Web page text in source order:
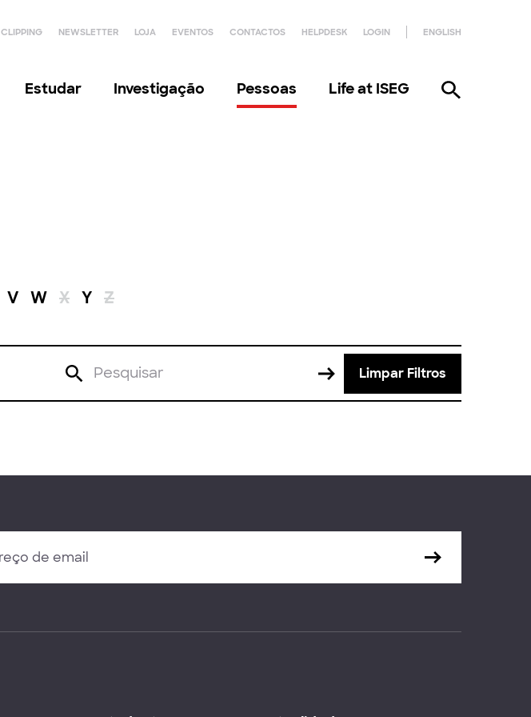
CLIPPING NEWSLETTER LOJA EVENTOS CONTACTOS HELPDESK LOGIN ENGLISH
Estudar Investigação Pessoas Life at ISEG
V W X Y Z
Limpar Filtros